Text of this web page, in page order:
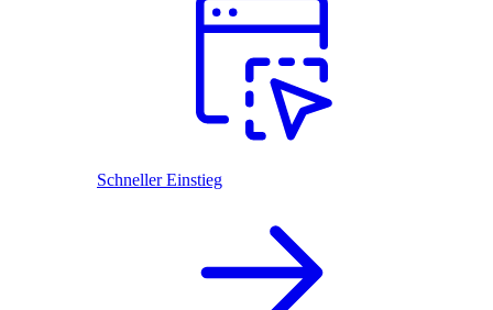
Schneller Einstieg